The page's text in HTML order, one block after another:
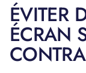
ÉVITER
ÉCRAN